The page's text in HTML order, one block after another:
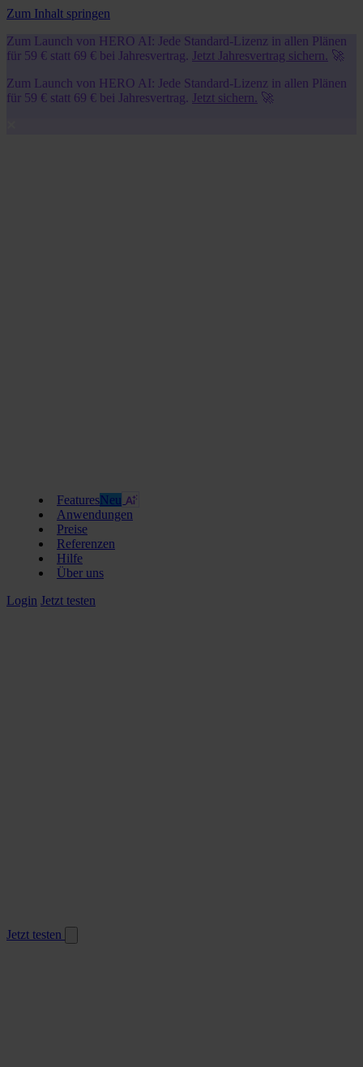
Zum Inhalt springen
Zum Launch von HERO AI: Jede Standard-Lizenz in allen Plänen
für 59 € statt 69 € bei Jahresvertrag. Jetzt Jahresvertrag sichern. 🚀
Zum Launch von HERO AI: Jede Standard-Lizenz in allen Plänen
für 59 € statt 69 € bei Jahresvertrag. Jetzt sichern. 🚀
FeaturesNeu
Anwendungen
Preise
Referenzen
Hilfe
Über uns
Login Jetzt testen
Jetzt testen